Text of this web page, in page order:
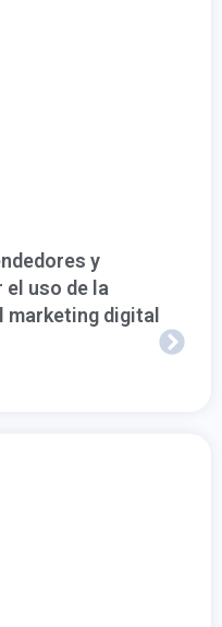
y
uso de la
digital